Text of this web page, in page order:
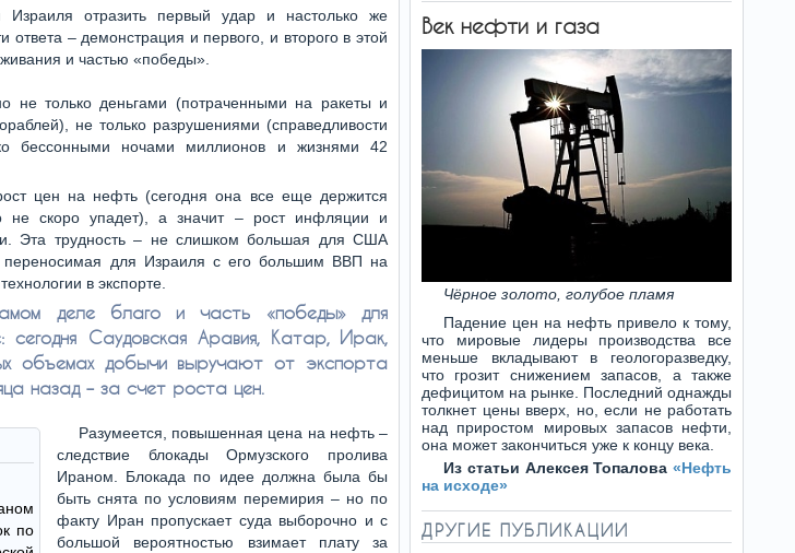
Израиля отразить первый удар и настолько же
ответа – демонстрация и первого, и второго в этой
и частью «победы».
не только деньгами (потраченными на ракеты и
не только разрушениями (справедливости
бессонными ночами миллионов и жизнями 42
цен на нефть (сегодня она все еще держится
скоро упадет), а значит – рост инфляции и
Эта трудность – не слишком большая для США
переносимая для Израиля с его большим ВВП на
в экспорте.
деле благо и часть «победы» для
сегодня Саудовская Аравия, Катар, Ирак,
объемах добычи выручают от экспорта
назад – за счет роста цен.
по
Разумеется, повышенная цена на нефть –
следствие блокады Ормузского пролива
Ираном. Блокада по идее должна была бы
быть снята по условиям перемирия – но по
факту Иран пропускает суда выборочно и с
большой вероятностью взимает плату за
Век нефти и газа
Чёрное золото, голубое пламя
Падение цен на нефть привело к тому,
что мировые лидеры производства все
меньше вкладывают в геологоразведку,
что грозит снижением запасов, а также
дефицитом на рынке. Последний однажды
толкнет цены вверх, но, если не работать
над приростом мировых запасов нефти,
она может закончиться уже к концу века.
Из статьи Алексея Топалова «Нефть
на исходе»
ДРУГИЕ ПУБЛИКАЦИИ